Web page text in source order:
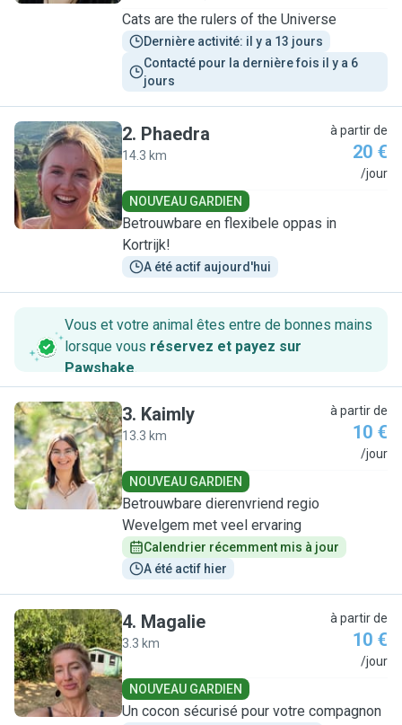
Cats are the rulers of the Universe
Dernière activité: il y a 13 jours
Contacté pour la dernière fois il y a 6
jours
P
2. Phaedra
14.3 km
à partir de
20 €
/jour
NOUVEAU GARDIEN
Betrouwbare en flexibele oppas in
Kortrijk!
A été actif aujourd'hui
Vous et votre animal êtes entre de bonnes mains
lorsque vous réservez et payez sur
Pawshake.
K
3. Kaimly
13.3 km
à partir de
10 €
/jour
NOUVEAU GARDIEN
Betrouwbare dierenvriend regio
Wevelgem met veel ervaring
Calendrier récemment mis à jour
A été actif hier
M
4. Magalie
3.3 km
à partir de
10 €
/jour
NOUVEAU GARDIEN
Un cocon sécurisé pour votre compagnon